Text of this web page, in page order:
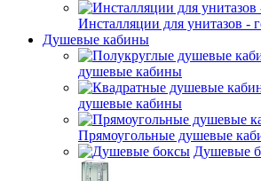
Инсталляции для унитазов -
Душевые кабины
душевые кабины
душевые кабины
Прямоугольные душевые
Душевые